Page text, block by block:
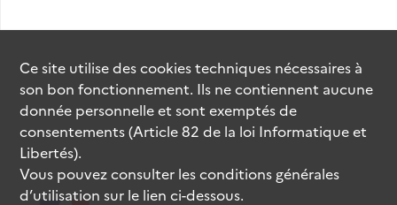
Ce site utilise descookiestechniques nécessaires à
son bon fonctionnement. Ils ne contiennent aucune
donnée personnelle et sont exemptés de
consentements (Article 82 de la loi Informatique et
Libertés).
Vous pouvez consulter les conditions générales
d’utilisation sur le lien ci-dessous.